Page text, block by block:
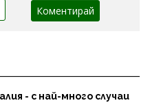
- с най-много случаи